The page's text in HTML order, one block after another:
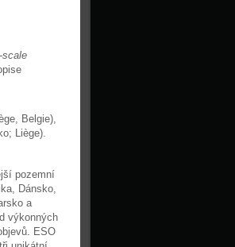
scale
Belgie),
Liège).
pozemní
Dánsko,
a
výkonných
ESO